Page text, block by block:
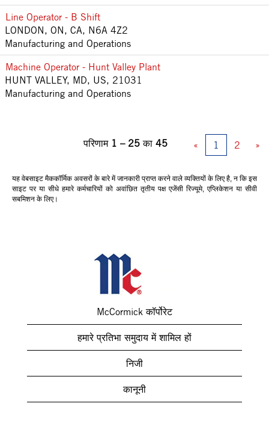
Line Operator - B Shift
LONDON, ON, CA, N6A 4Z2
Manufacturing and Operations
Machine Operator - Hunt Valley Plant
HUNT VALLEY, MD, US, 21031
Manufacturing and Operations
परिणाम 1 – 25 का 45 « 1 2 »
यह वेबसाइट मैककॉर्मिक अवसरों के बारे में जानकारी प्राप्त करने वाले व्यक्तियों के लिए है, न कि इस
साइट पर या सीधे हमारे कर्मचारियों को अवांछित तृतीय पक्ष एजेंसी रिज्यूमे, एप्लिकेशन या सीवी
सबमिशन के लिए।
McCormick कॉर्पोरेट
हमारे प्रतिभा समुदाय में शामिल हों
निजी
कानूनी